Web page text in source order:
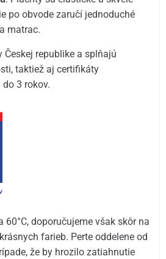
po obvode zaručí jednoduché
matrac.
Českej republike a splňajú
taktiež aj certifikáty
3 rokov.
60°C, doporučujeme však skôr na
farieb. Perte oddelene od
že by hrozilo zatiahnutie